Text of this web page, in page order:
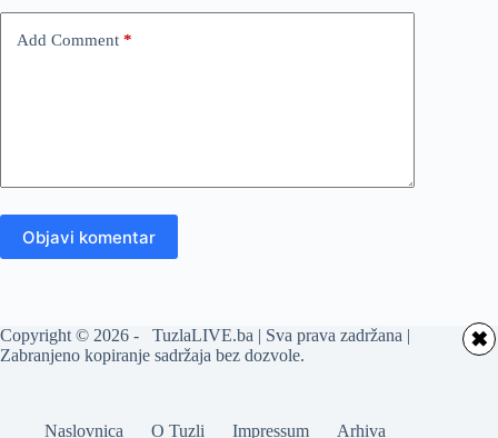
Add Comment *
Objavi komentar
Copyright © 2026 - TuzlaLIVE.ba | Sva prava zadržana |
Zabranjeno kopiranje sadržaja bez dozvole.
Naslovnica O Tuzli Impressum Arhiva
✖